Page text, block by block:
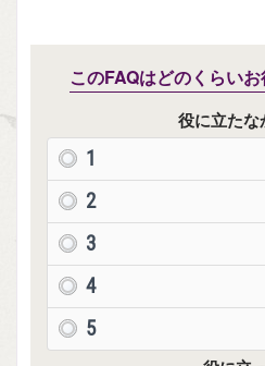
このFAQはどのくらい
役に立たな
1
2
3
4
5